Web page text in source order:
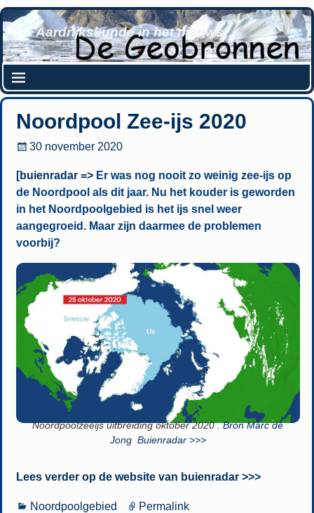
Aardrijkskunde in het nieuws
Noordpool Zee-ijs 2020
30 november 2020
[buienradar =>Er was nog nooit zo weinig zee-ijs op
de Noordpool als dit jaar. Nu het kouder is geworden
in het Noordpoolgebied is het ijs snel weer
aangegroeid. Maar zijn daarmee de problemen
voorbij?
Noordpoolzeeijs uitbreiding oktober 2020 .Bron Marc de
Jong Buienradar >>>
Lees verder op de website van buienradar >>>
Noordpoolgebied Permalink